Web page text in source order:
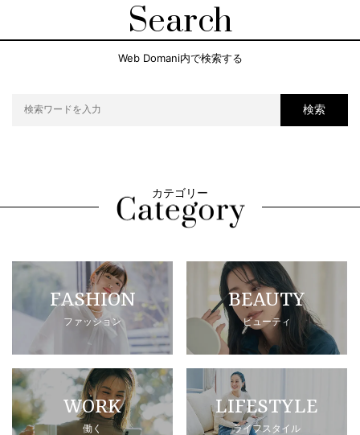
Search
Web Domani内で検索する
検索
カテゴリー
FASHION
ファッション
BEAUTY
ビューティ
WORK
働く
LIFESTYLE
ライフスタイル